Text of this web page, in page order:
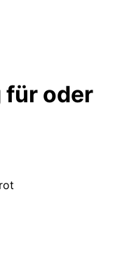
für oder